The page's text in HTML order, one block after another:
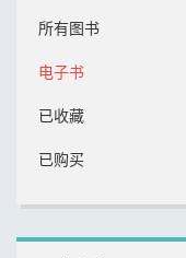
所有图书
电子书
已收藏
已购买